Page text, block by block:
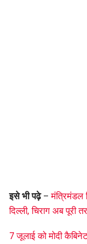
इसे भी पढ़े–मंत्रिमंडल
दिल्ली, चिराग अब
7 जूलाई को मोदी